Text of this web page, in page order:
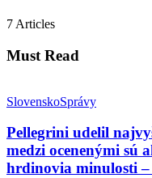
7 Articles
Must Read
SlovenskoSprávy
Pellegrini udelil
medzi ocenenými sú
hrdinovia minulosti